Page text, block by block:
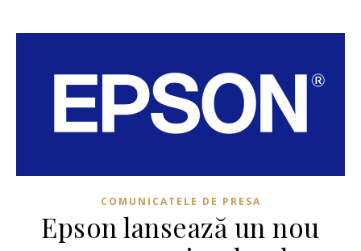
COMUNICATELE DE PRESA
Epson lansează un nou